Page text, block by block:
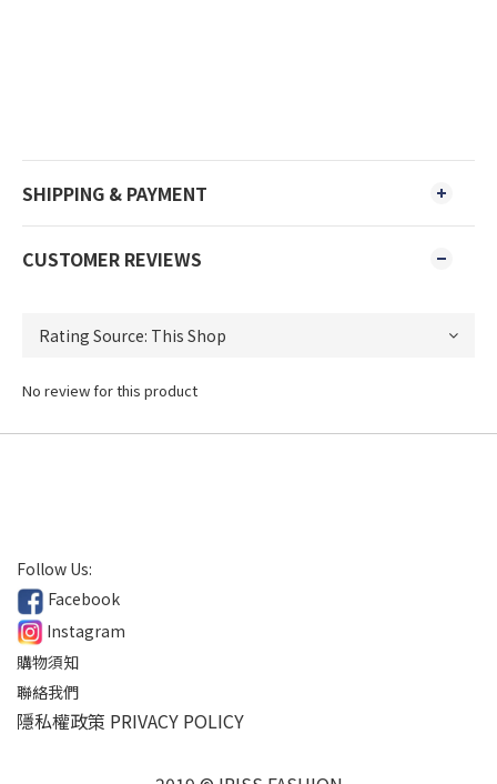
SHIPPING & PAYMENT
CUSTOMER REVIEWS
No review for this product
Follow Us:
Facebook
Instagram
購物須知
聯絡我們
隱私權政策 PRIVACY POLICY